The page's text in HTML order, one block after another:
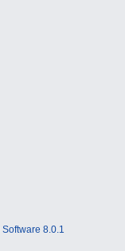
8.0.1